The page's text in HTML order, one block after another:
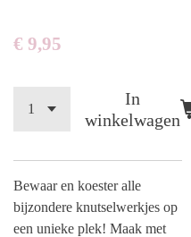
€ 9,95
In
winkelwagen
Bewaar en koester alle
bijzondere knutselwerkjes op
een unieke plek! Maak met